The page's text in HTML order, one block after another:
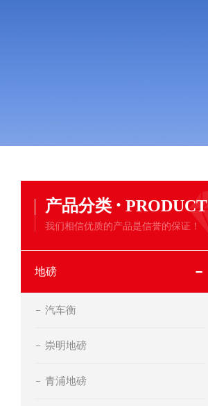
产品分类 · PRODUCT
我们相信优质的产品是信誉的保证！
地磅
汽车衡
崇明地磅
青浦地磅